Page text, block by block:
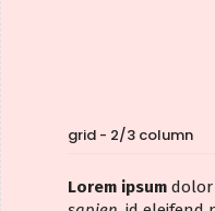
grid - 2/3 column
Lorem ipsum dolor